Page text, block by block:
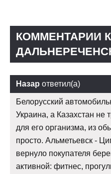
КОММЕНТАРИИ
Назар ответил(а)
Белорусский
Украина, а Казахстан не
для его организма, из
просто. Альметьевск -
вернуло покупателя
активной: фитнес,